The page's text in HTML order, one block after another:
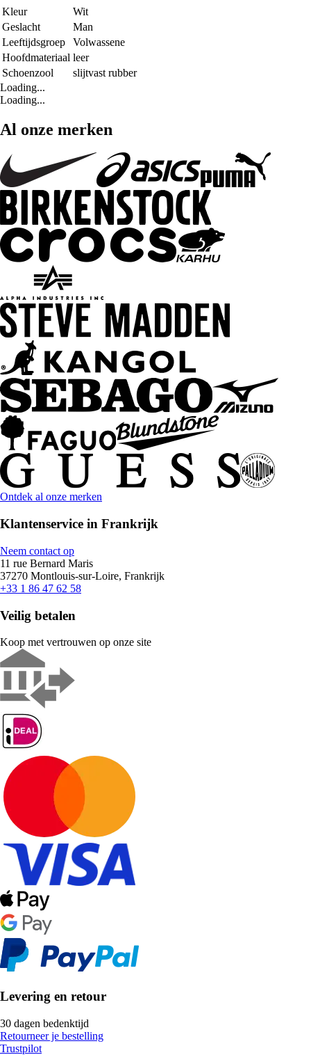
Kleur
Wit
Geslacht
Man
Leeftijdsgroep
Volwassene
Hoofdmateriaal leer
Schoenzool
slijtvast rubber
Loading...
Loading...
Al onze merken
Ontdek al onze merken
Klantenservice in Frankrijk
Neem contact op
11 rue Bernard Maris
37270 Montlouis-sur-Loire, Frankrijk
+33 1 86 47 62 58
Veilig betalen
Koop met vertrouwen op onze site
Levering en retour
30 dagen bedenktijd
Retourneer je bestelling
Trustpilot